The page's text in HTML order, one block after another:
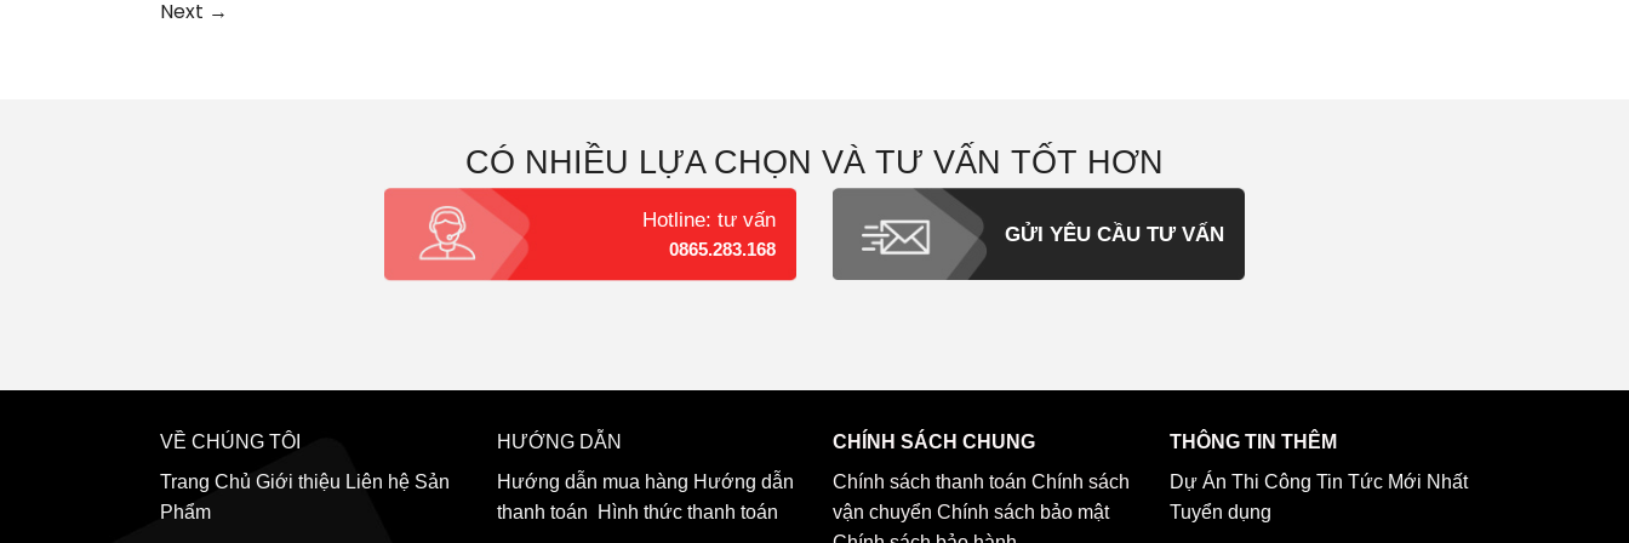
Next →
CÓ NHIỀU LỰA CHỌN VÀ TƯ VẤN TỐT HƠN
Hotline: tư vấn
0865.283.168
GỬI YÊU CẦU TƯ VẤN
VỀ CHÚNG TÔI
Trang Chủ Giới thiệu Liên hệ Sản
Phẩm
HƯỚNG DẪN
Hướng dẫn mua hàng Hướng dẫn
thanh toán
Hình thức thanh toán
CHÍNH SÁCH CHUNG
Chính sách thanh toán Chính sách
vận chuyển Chính sách bảo mật
THÔNG TIN THÊM
Dự Án Thi Công Tin Tức Mới Nhất
Tuyển dụng